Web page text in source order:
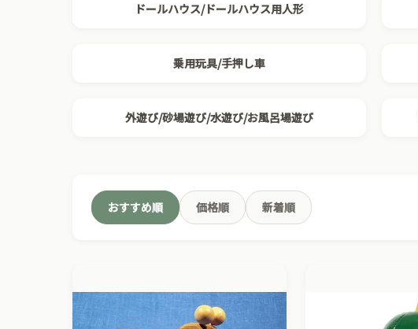
ドールハウス/ドールハウス用人形
乗用玩具/手押し車
外遊び/砂場遊び/水遊び/お風呂場遊び
おすすめ順 価格順 新着順